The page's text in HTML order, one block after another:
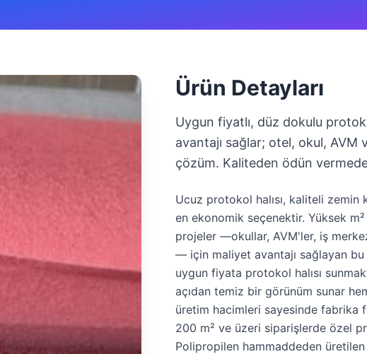
Ürün Detayları
Uygun fiyatlı, düz dokulu
avantajı sağlar; otel, okul,
çözüm. Kaliteden ödün
Ucuz protokol halısı, kaliteli
en ekonomik seçenektir. Yüksek
projeler —okullar, AVM'ler, iş
— için maliyet avantajı sağlayan
uygun fiyata protokol halısı
açıdan temiz bir görünüm sunar
üretim hacimleri sayesinde fabrika
200 m² ve üzeri siparişlerde özel
Polipropilen hammaddeden